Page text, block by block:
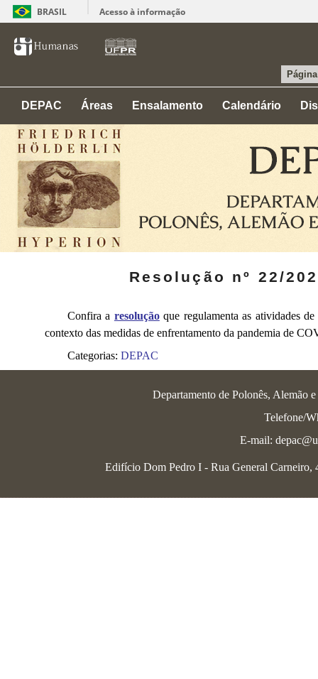
BRASIL Acesso à informação
DEPAC Áreas Ensalamento Calendário
Resolução nº 22/
Confira a resoluçãoque regulamenta as atividades
contexto das medidas de enfrentamento da pandemia de
Categorias: DEPAC
Departamento de Polonês, Alemão
Telefone/
E-mail:
Edifício Dom Pedro I - Rua General Carneiro,